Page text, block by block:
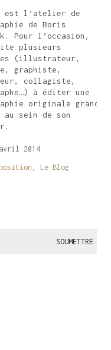
est l’atelier de
de Boris
Pour l’occasion,
plusieurs
(illustrateur,
graphiste,
collagiste,
à éditer une
originale grand
au sein de son
2014
, Le Blog